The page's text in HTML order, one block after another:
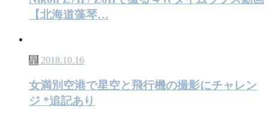
【北海道藻琴…
星 2018.10.16
女満別空港で星空と飛行機の撮影にチャレン
ジ *追記あり